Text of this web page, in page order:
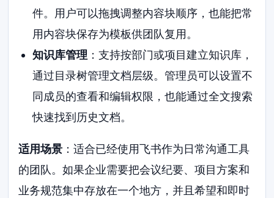
件。用户可以拖拽调整内容块顺序，也能把常
用内容块保存为模板供团队复用。
知识库管理 ：支持按部门或项目建立知识库，
通过目录树管理文档层级。管理员可以设置不
同成员的查看和编辑权限，也能通过全文搜索
快速找到历史文档。
适用场景 ：适合已经使用飞书作为日常沟通工具
的团队。如果企业需要把会议纪要、项目方案和
业务规范集中存放在一个地方，并且希望和即时